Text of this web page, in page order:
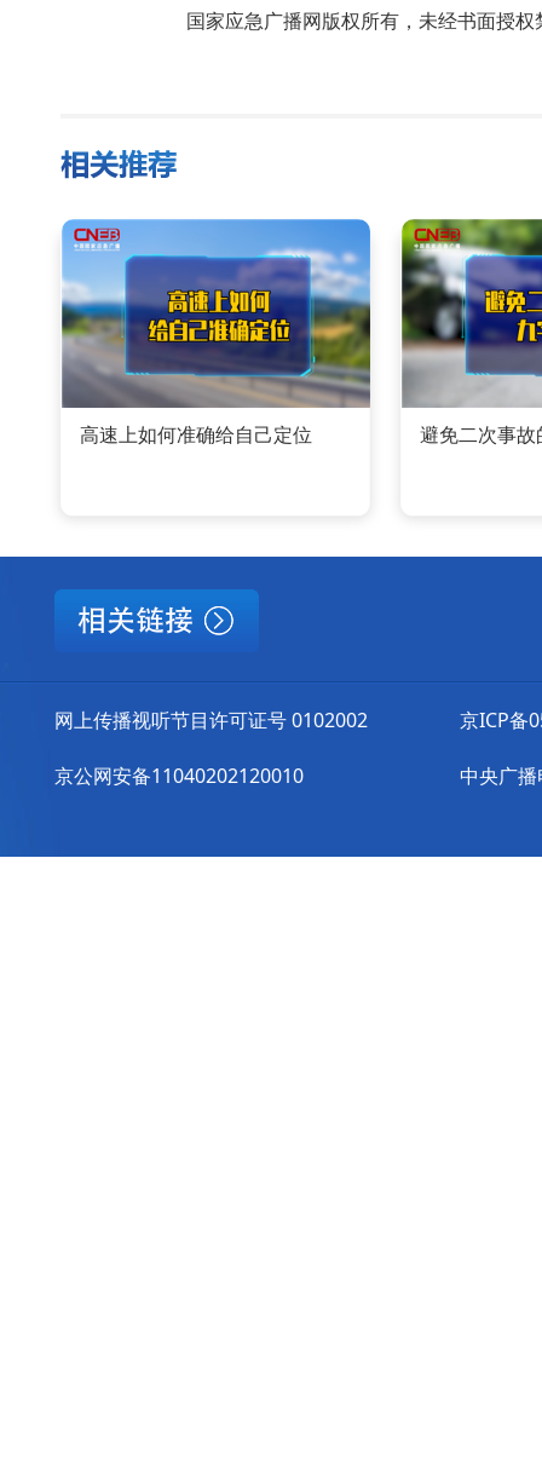
国家应急广播网版权所有，未经书面授权
高速上如何准确给自己定位 避免二次事
网上传播视听节目许可证号 0102002
京公网安备11040202120010
京ICP备
中央广